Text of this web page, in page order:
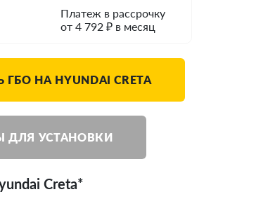
Платеж в рассрочку
от 4 792 ₽ в месяц
НА HYUNDAI CRETA
ДЛЯ УСТАНОВКИ
Creta*